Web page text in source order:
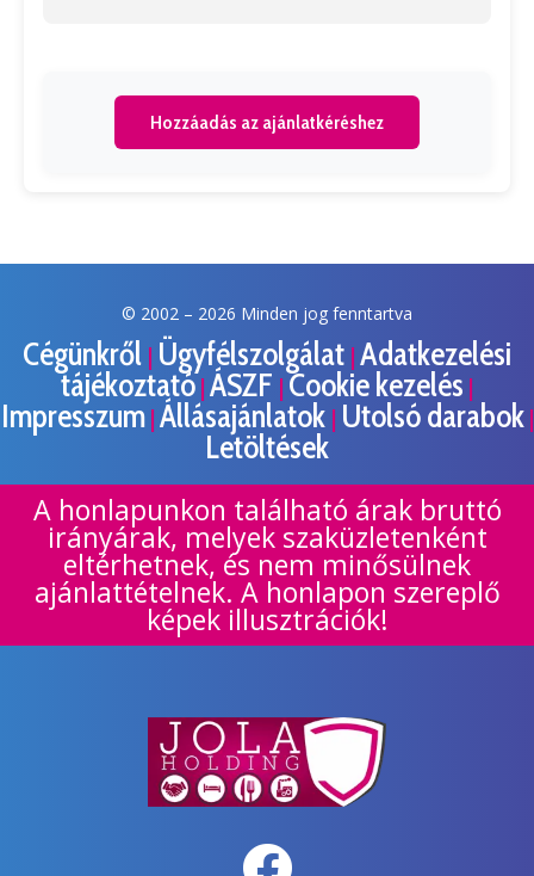
Hozzáadás az ajánlatkéréshez
© 2002 – 2026 Minden jog fenntartva
Cégünkről | Ügyfélszolgálat | Adatkezelési
tájékoztató | ÁSZF | Cookie kezelés |
Impresszum| Állásajánlatok | Utolsó darabok|
Letöltések
A honlapunkon található árak bruttó
irányárak, melyek szaküzletenként
eltérhetnek, és nem minősülnek
ajánlattételnek. A honlapon szereplő
képek illusztrációk!